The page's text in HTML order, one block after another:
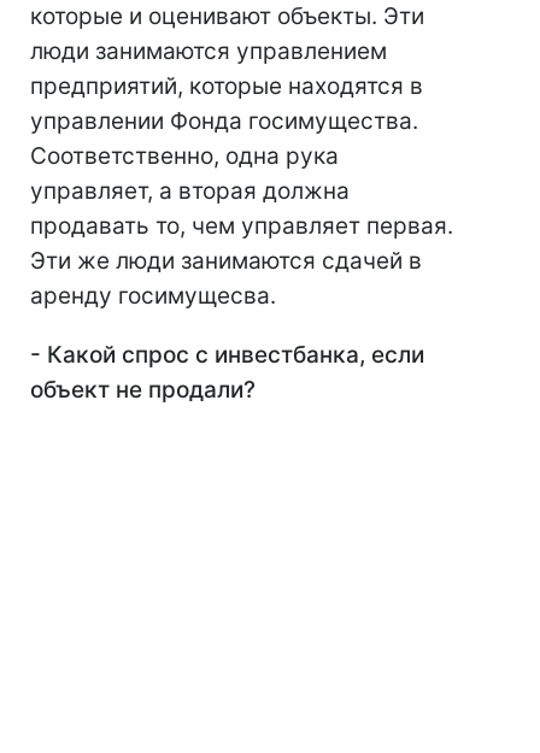
которые и оценивают объекты. Эти
люди занимаются управлением
предприятий, которые находятся в
управлении Фонда госимущества.
Соответственно, одна рука
управляет, а вторая должна
продавать то, чем управляет первая.
Эти же люди занимаются сдачей в
аренду госимущесва.
- Какой спрос с инвестбанка, если
объект не продали?